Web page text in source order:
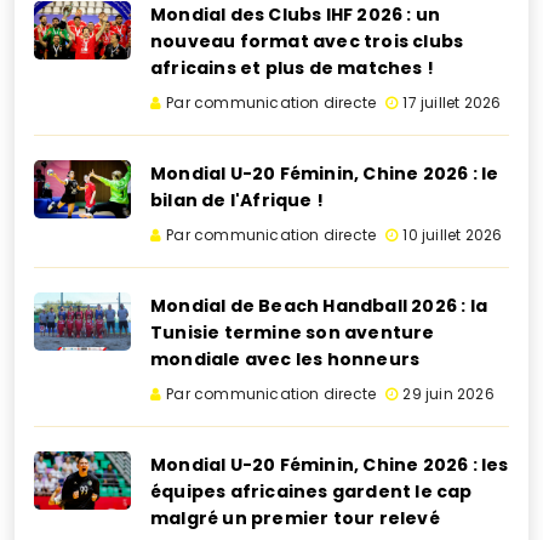
Mondial des Clubs IHF 2026 : un
nouveau format avec trois clubs
africains et plus de matches !
Par communication directe 17 juillet 2026
Mondial U-20 Féminin, Chine 2026 : le
bilan de l'Afrique !
Par communication directe 10 juillet 2026
Mondial de Beach Handball 2026 : la
Tunisie termine son aventure
mondiale avec les honneurs
Par communication directe 29 juin 2026
Mondial U-20 Féminin, Chine 2026 : les
équipes africaines gardent le cap
malgré un premier tour relevé